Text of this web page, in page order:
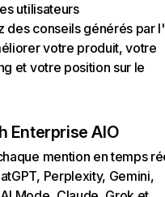
utilisateurs
des conseils générés par
votre produit, votre
et votre position sur le
Enterprise AIO
mention en temps
Perplexity, Gemini,